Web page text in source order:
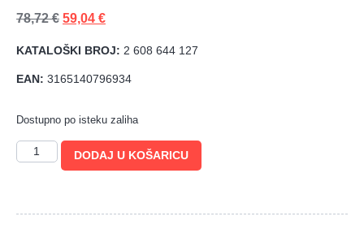
78,72€ 59,04 €
KATALOŠKI BROJ: 2 608 644 127
EAN: 3165140796934
Dostupno po isteku zaliha
DODAJ U KOŠARICU